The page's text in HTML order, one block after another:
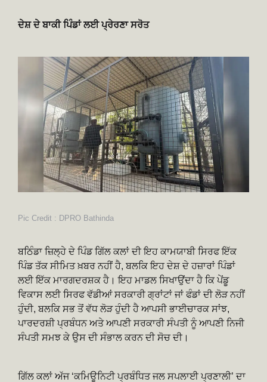
ਦੇਸ਼ ਦੇ ਬਾਕੀ ਪਿੰਡਾਂ ਲਈ ਪ੍ਰੇਰਣਾ ਸਰੋਤ
Pic Credit : DPRO Bathinda
ਬਠਿੰਡਾ ਜ਼ਿਲ੍ਹੇ ਦੇ ਪਿੰਡ ਗਿੱਲ ਕਲਾਂ ਦੀ ਇਹ ਕਾਮਯਾਬੀ ਸਿਰਫ ਇੱਕ
ਪਿੰਡ ਤੱਕ ਸੀਮਿਤ ਖ਼ਬਰ ਨਹੀਂ ਹੈ, ਬਲਕਿ ਇਹ ਦੇਸ਼ ਦੇ ਹਜ਼ਾਰਾਂ ਪਿੰਡਾਂ
ਲਈ ਇੱਕ ਮਾਰਗਦਰਸ਼ਕ ਹੈ। ਇਹ ਮਾਡਲ ਸਿਖਾਉਂਦਾ ਹੈ ਕਿ ਪੇਂਡੂ
ਵਿਕਾਸ ਲਈ ਸਿਰਫ ਵੱਡੀਆਂ ਸਰਕਾਰੀ ਗ੍ਰਾਂਟਾਂ ਜਾਂ ਫੰਡਾਂ ਦੀ ਲੋੜ ਨਹੀਂ
ਹੁੰਦੀ, ਬਲਕਿ ਸਭ ਤੋਂ ਵੱਧ ਲੋੜ ਹੁੰਦੀ ਹੈ ਆਪਸੀ ਭਾਈਚਾਰਕ ਸਾਂਝ,
ਪਾਰਦਰਸ਼ੀ ਪ੍ਰਬੰਧਨ ਅਤੇ ਆਪਣੀ ਸਰਕਾਰੀ ਸੰਪਤੀ ਨੂੰ ਆਪਣੀ ਨਿਜੀ
ਸੰਪਤੀ ਸਮਝ ਕੇ ਉਸ ਦੀ ਸੰਭਾਲ ਕਰਨ ਦੀ ਸੋਚ ਦੀ।
ਗਿੱਲ ਕਲਾਂ ਅੱਜ ‘ਕਮਿਊਨਿਟੀ ਪ੍ਰਬੰਧਿਤ ਜਲ ਸਪਲਾਈ ਪ੍ਰਣਾਲੀ’ ਦਾ